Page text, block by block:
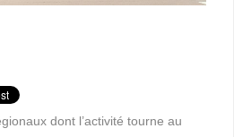
dont l’activité tourne au